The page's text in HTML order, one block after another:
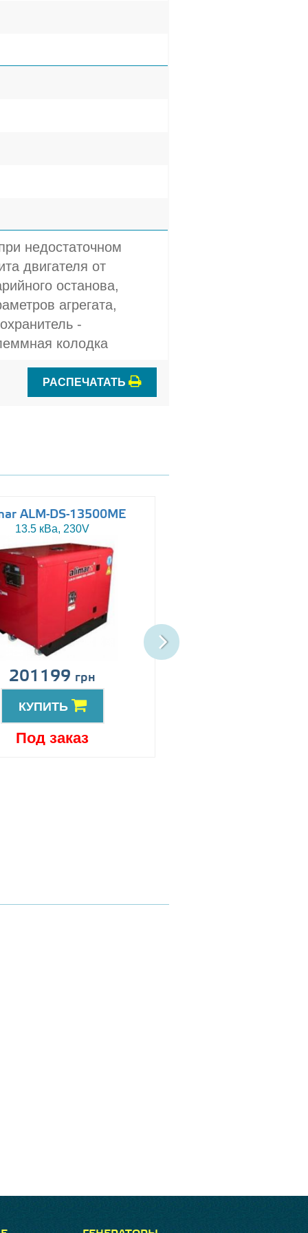
недостаточном
двигателя от
останова,
агрегата,
-
колодка
РАСПЕЧАТАТЬ
ALM-DS-13500ME
13.5 кВа, 230V
201199 грн
КУПИТЬ
Под заказ